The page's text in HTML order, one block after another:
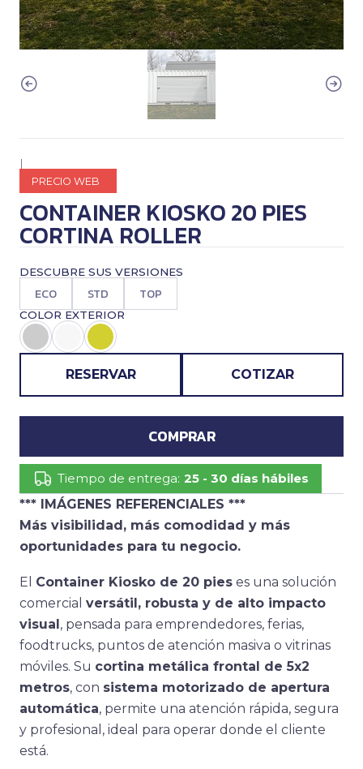
|
PRECIO WEB
CONTAINER KIOSKO 20 PIES
CORTINA ROLLER
DESCUBRE SUS VERSIONES
ECO STD TOP
COLOR EXTERIOR
RESERVAR COTIZAR
COMPRAR
Tiempo de entrega: 25 - 30 días hábiles
*** IMÁGENES REFERENCIALES ***
Más visibilidad, más comodidad y más
oportunidades para tu negocio.
El Container Kiosko de 20 pies es una solución
comercial versátil, robusta y de alto impacto
visual, pensada para emprendedores, ferias,
foodtrucks, puntos de atención masiva o vitrinas
móviles. Su cortina metálica frontal de 5x2
metros, con sistema motorizado de apertura
automática, permite una atención rápida, segura
y profesional, ideal para operar donde el cliente
está.